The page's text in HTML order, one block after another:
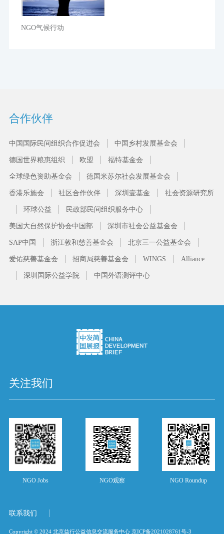
NGO气候行动
合作伙伴
中国国际民间组织合作促进会 中国乡村发展基金会
德国世界粮惠组织 欧盟 福特基金会
全球绿色资助基金会 德国米苏尔社会发展基金会
香港乐施会 社区合作伙伴 深圳壹基金 社会资源研究所
环球公益 民政部民间组织服务中心
美国大自然保护协会中国部 深圳市社会公益基金会
SAP中国 浙江敦和慈善基金会 北京三一公益基金会
爱佑慈善基金会 招商局慈善基金会 WINGS Alliance
深圳国际公益学院 中国外语测评中心
关注我们
NGO Jobs NGO观察 NGO Roundup
联系我们
Copyright © 2024 北京益行公益信息交流服务中心 京ICP备2021028761号-3